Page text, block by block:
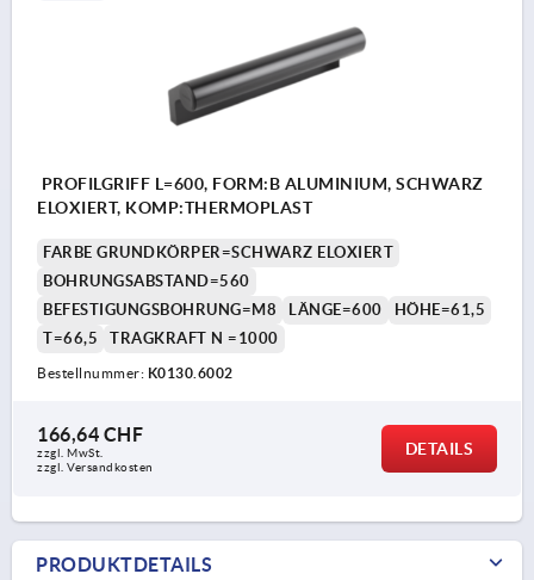
PROFILGRIFF L=600, FORM:B ALUMINIUM, SCHWARZ
ELOXIERT, KOMP:THERMOPLAST
FARBE GRUNDKÖRPER=SCHWARZ ELOXIERT
BOHRUNGSABSTAND=560
BEFESTIGUNGSBOHRUNG=M8
LÄNGE=600
HÖHE=61,5
T=66,5
TRAGKRAFT N =1000
Bestellnummer: K0130.6002
166,64 CHF
zzgl. MwSt.
zzgl. Versandkosten
DETAILS
PRODUKTDETAILS